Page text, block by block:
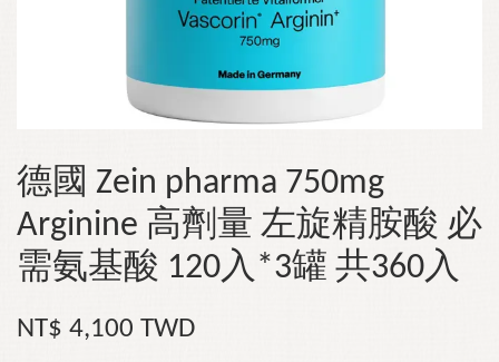
德國 Zein pharma 750mg
Arginine 高劑量 左旋精胺酸 必
需氨基酸 120入*3罐 共360入
NT$ 4,100 TWD